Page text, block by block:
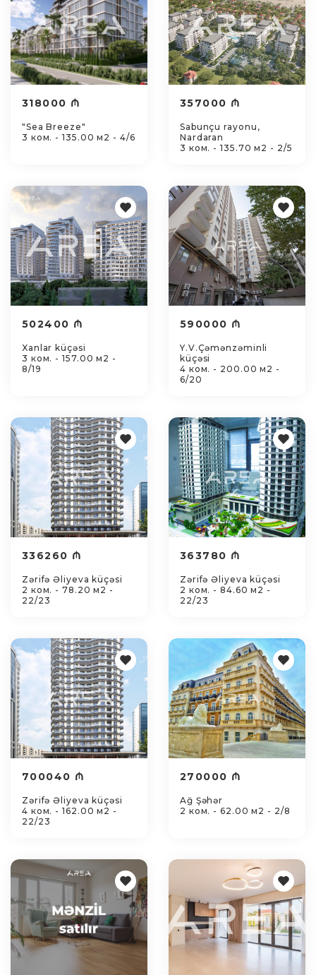
318000 ₼
"Sea Breeze"
3 ком. - 135.00 м2 - 4/6
357000 ₼
Sabunçu rayonu,
Nardaran
3 ком. - 135.70 м2 - 2/5
502400 ₼
Xanlar küçəsi
3 ком. - 157.00 м2 -
8/19
590000 ₼
Y.V.Çəmənzəminli
küçəsi
4 ком. - 200.00 м2 -
6/20
336260 ₼
Zərifə Əliyeva küçəsi
2 ком. - 78.20 м2 -
22/23
363780 ₼
Zərifə Əliyeva küçəsi
2 ком. - 84.60 м2 -
22/23
700040 ₼
Zərifə Əliyeva küçəsi
4 ком. - 162.00 м2 -
22/23
270000 ₼
Ağ Şəhər
2 ком. - 62.00 м2 - 2/8